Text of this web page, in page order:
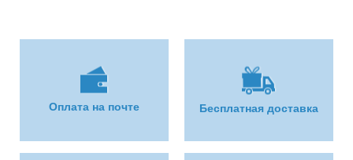
Оплата на почте Бесплатная доставка